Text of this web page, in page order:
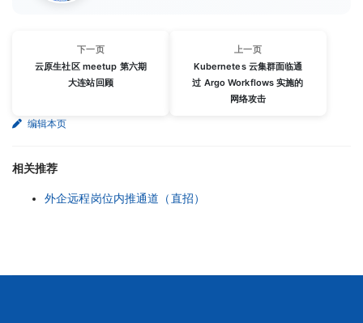
下一页
云原生社区 meetup 第六期
大连站回顾
上一页
Kubernetes 云集群面临通
过 Argo Workflows 实施的
网络攻击
编辑本页
相关推荐
外企远程岗位内推通道（直招）